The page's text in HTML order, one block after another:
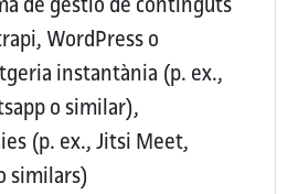
WordPress o
instantània (p. ex.,
o similar),
(p. ex., Jitsi Meet,
similars)